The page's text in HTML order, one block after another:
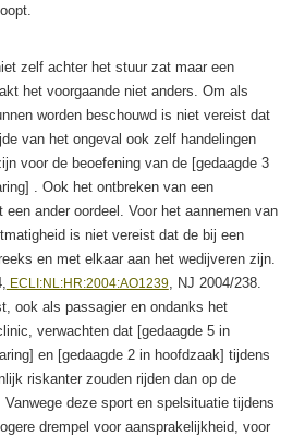
zelf achter het stuur zat maar een
het voorgaande niet anders. Om als
worden beschouwd is niet vereist dat
van het ongeval ook zelf handelingen
voor de beoefening van de [gedaagde 3
. Ook het ontbreken van een
ander oordeel. Voor het aannemen van
is niet vereist dat de bij een
en met elkaar aan het wedijveren zijn.
ECLI:NL:HR:2004:AO1239, NJ 2004/238.
ook als passagier en ondanks het
verwachten dat [gedaagde 5 in
en [gedaagde 2 in hoofdzaak] tijdens
riskanter zouden rijden dan op de
deze sport en spelsituatie tijdens
drempel voor aansprakelijkheid, voor